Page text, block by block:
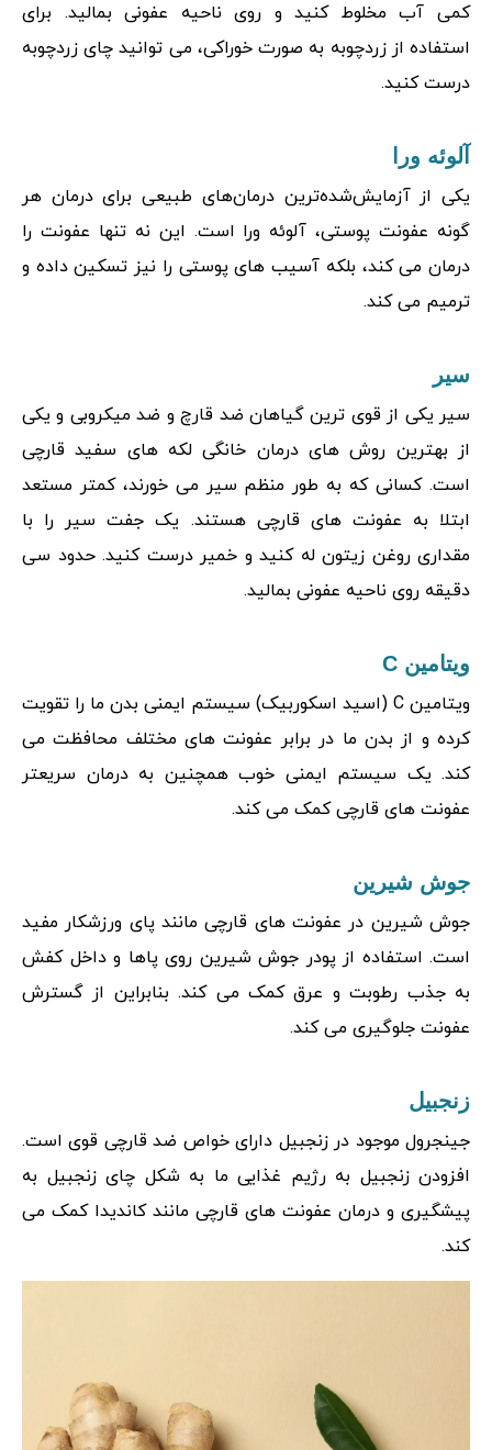
کمی آب مخلوط کنید و روی ناحیه عفونی بمالید. برای
استفاده از زردچوبه به صورت خوراکی، می توانید چای زردچوبه
درست کنید.
آلوئه ورا
یکی از آزمایش‌شده‌ترین درمان‌های طبیعی برای درمان هر
گونه عفونت پوستی، آلوئه ورا است. این نه تنها عفونت را
درمان می کند، بلکه آسیب های پوستی را نیز تسکین داده و
ترمیم می کند.
سیر
سیر یکی از قوی ترین گیاهان ضد قارچ و ضد میکروبی و یکی
از بهترین روش های درمان خانگی لکه های سفید قارچی
است. کسانی که به طور منظم سیر می خورند، کمتر مستعد
ابتلا به عفونت های قارچی هستند. یک جفت سیر را با
مقداری روغن زیتون له کنید و خمیر درست کنید. حدود سی
دقیقه روی ناحیه عفونی بمالید.
ویتامین C
ویتامین C (اسید اسکوربیک) سیستم ایمنی بدن ما را تقویت
کرده و از بدن ما در برابر عفونت های مختلف محافظت می
کند. یک سیستم ایمنی خوب همچنین به درمان سریعتر
عفونت های قارچی کمک می کند.
جوش شیرین
جوش شیرین در عفونت های قارچی مانند پای ورزشکار مفید
است. استفاده از پودر جوش شیرین روی پاها و داخل کفش
به جذب رطوبت و عرق کمک می کند. بنابراین از گسترش
عفونت جلوگیری می کند.
زنجبیل
جینجرول موجود در زنجبیل دارای خواص ضد قارچی قوی است.
افزودن زنجبیل به رژیم غذایی ما به شکل چای زنجبیل به
پیشگیری و درمان عفونت های قارچی مانند کاندیدا کمک می
کند.